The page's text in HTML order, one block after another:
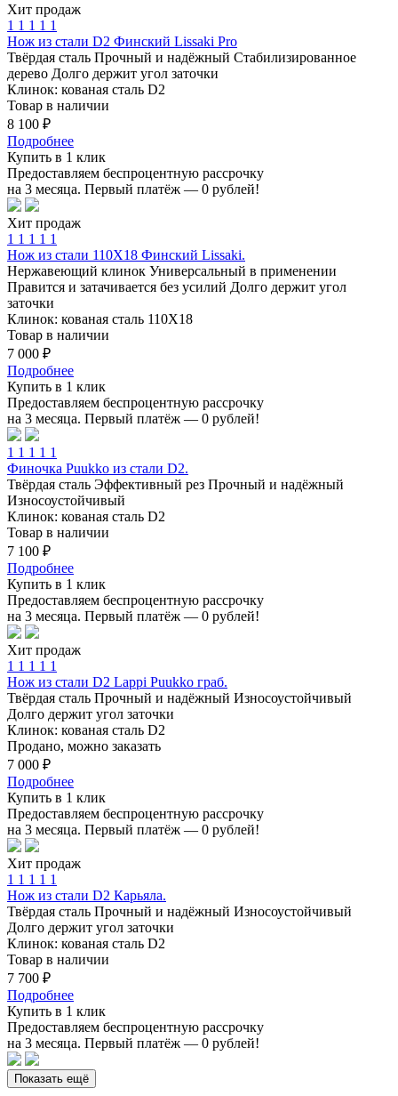
Хит продаж
1 1 1 1 1
Нож из стали D2 Финский Lissaki Pro
Твёрдая сталь Прочный и надёжный Стабилизированное
дерево Долго держит угол заточки
Клинок: кованая сталь D2
Товар в наличии
8 100 ₽
Подробнее
Купить в 1 клик
Предоставляем беспроцентную рассрочку
на 3 месяца. Первый платёж — 0 рублей!
Хит продаж
1 1 1 1 1
Нож из стали 110Х18 Финский Lissaki.
Нержавеющий клинок Универсальный в применении
Правится и затачивается без усилий Долго держит угол
заточки
Клинок: кованая сталь 110Х18
Товар в наличии
7 000 ₽
Подробнее
Купить в 1 клик
Предоставляем беспроцентную рассрочку
на 3 месяца. Первый платёж — 0 рублей!
1 1 1 1 1
Финочка Puukko из стали D2.
Твёрдая сталь Эффективный рез Прочный и надёжный
Износоустойчивый
Клинок: кованая сталь D2
Товар в наличии
7 100 ₽
Подробнее
Купить в 1 клик
Предоставляем беспроцентную рассрочку
на 3 месяца. Первый платёж — 0 рублей!
Хит продаж
1 1 1 1 1
Нож из стали D2 Lappi Puukko граб.
Твёрдая сталь Прочный и надёжный Износоустойчивый
Долго держит угол заточки
Клинок: кованая сталь D2
Продано, можно заказать
7 000 ₽
Подробнее
Купить в 1 клик
Предоставляем беспроцентную рассрочку
на 3 месяца. Первый платёж — 0 рублей!
Хит продаж
1 1 1 1 1
Нож из стали D2 Карьяла.
Твёрдая сталь Прочный и надёжный Износоустойчивый
Долго держит угол заточки
Клинок: кованая сталь D2
Товар в наличии
7 700 ₽
Подробнее
Купить в 1 клик
Предоставляем беспроцентную рассрочку
на 3 месяца. Первый платёж — 0 рублей!
Показать ещё